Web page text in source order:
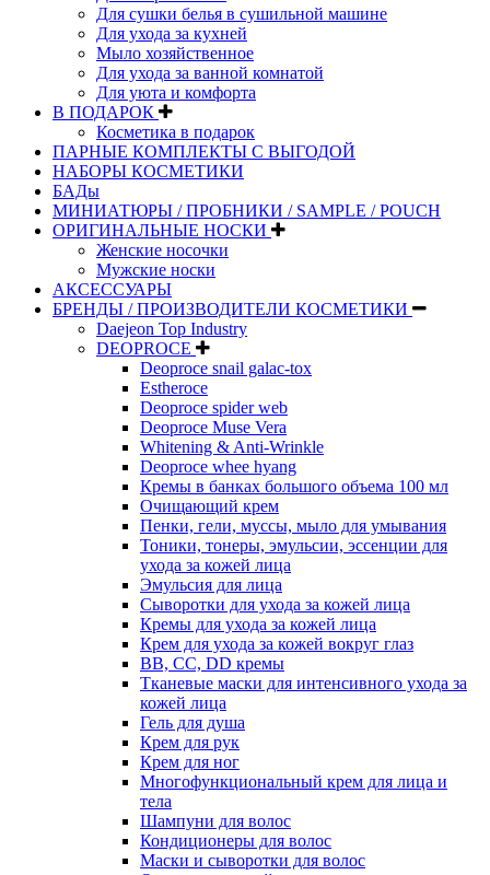
Для сушки белья в сушильной машине
Для ухода за кухней
Мыло хозяйственное
Для ухода за ванной комнатой
Для уюта и комфорта
В ПОДАРОК
Косметика в подарок
ПАРНЫЕ КОМПЛЕКТЫ С ВЫГОДОЙ
НАБОРЫ КОСМЕТИКИ
БАДы
МИНИАТЮРЫ / ПРОБНИКИ / SAMPLE / POUCH
ОРИГИНАЛЬНЫЕ НОСКИ
Женские носочки
Мужские носки
АКСЕССУАРЫ
БРЕНДЫ / ПРОИЗВОДИТЕЛИ КОСМЕТИКИ
Daejeon Top Industry
DEOPROCE
Deoproce snail galac-tox
Estheroce
Deoproce spider web
Deoproce Muse Vera
Whitening & Anti-Wrinkle
Deoproce whee hyang
Кремы в банках большого объема 100 мл
Очищающий крем
Пенки, гели, муссы, мыло для умывания
Тоники, тонеры, эмульсии, эссенции для
ухода за кожей лица
Эмульсия для лица
Сыворотки для ухода за кожей лица
Кремы для ухода за кожей лица
Крем для ухода за кожей вокруг глаз
BB, CC, DD кремы
Тканевые маски для интенсивного ухода за
кожей лица
Гель для душа
Крем для рук
Крем для ног
Многофункциональный крем для лица и
тела
Шампуни для волос
Кондиционеры для волос
Маски и сыворотки для волос